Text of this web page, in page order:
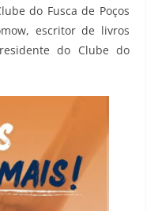
do Fusca de Poços
escritor de livros
do Clube do